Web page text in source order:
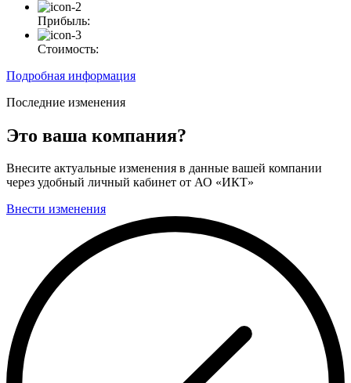
Прибыль:
Стоимость:
Подробная информация
Последние изменения
Это ваша компания?
Внесите актуальные изменения в данные вашей компании
через удобный личный кабинет от АО «ИКТ»
Внести изменения